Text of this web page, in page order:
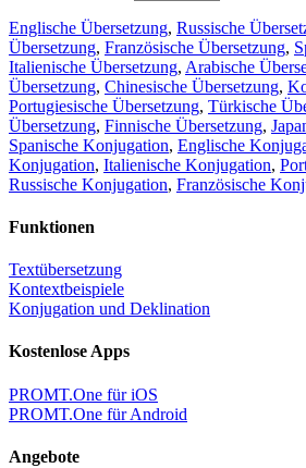
Englische Übersetzung, Russische
Übersetzung, Französische Übersetzung,
Italienische Übersetzung, Arabische
Übersetzung, Chinesische Übersetzung,
Portugiesische Übersetzung, Türkische
Übersetzung, Finnische Übersetzung,
Spanische Konjugation, Englische
Konjugation, Italienische Konjugation,
Russische Konjugation, Französische
Funktionen
Textübersetzung
Kontextbeispiele
Konjugation und Deklination
Kostenlose Apps
PROMT.One für iOS
PROMT.One für Android
Angebote